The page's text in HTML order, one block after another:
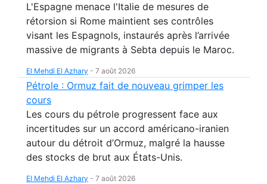
L'Espagne menace l'Italie de mesures de
rétorsion si Rome maintient ses contrôles
visant les Espagnols, instaurés après l’arrivée
massive de migrants à Sebta depuis le Maroc.
El Mehdi El Azhary - 7 août 2026
Pétrole : Ormuz fait de nouveau grimper les
cours
Les cours du pétrole progressent face aux
incertitudes sur un accord américano-iranien
autour du détroit d’Ormuz, malgré la hausse
des stocks de brut aux États-Unis.
El Mehdi El Azhary - 7 août 2026